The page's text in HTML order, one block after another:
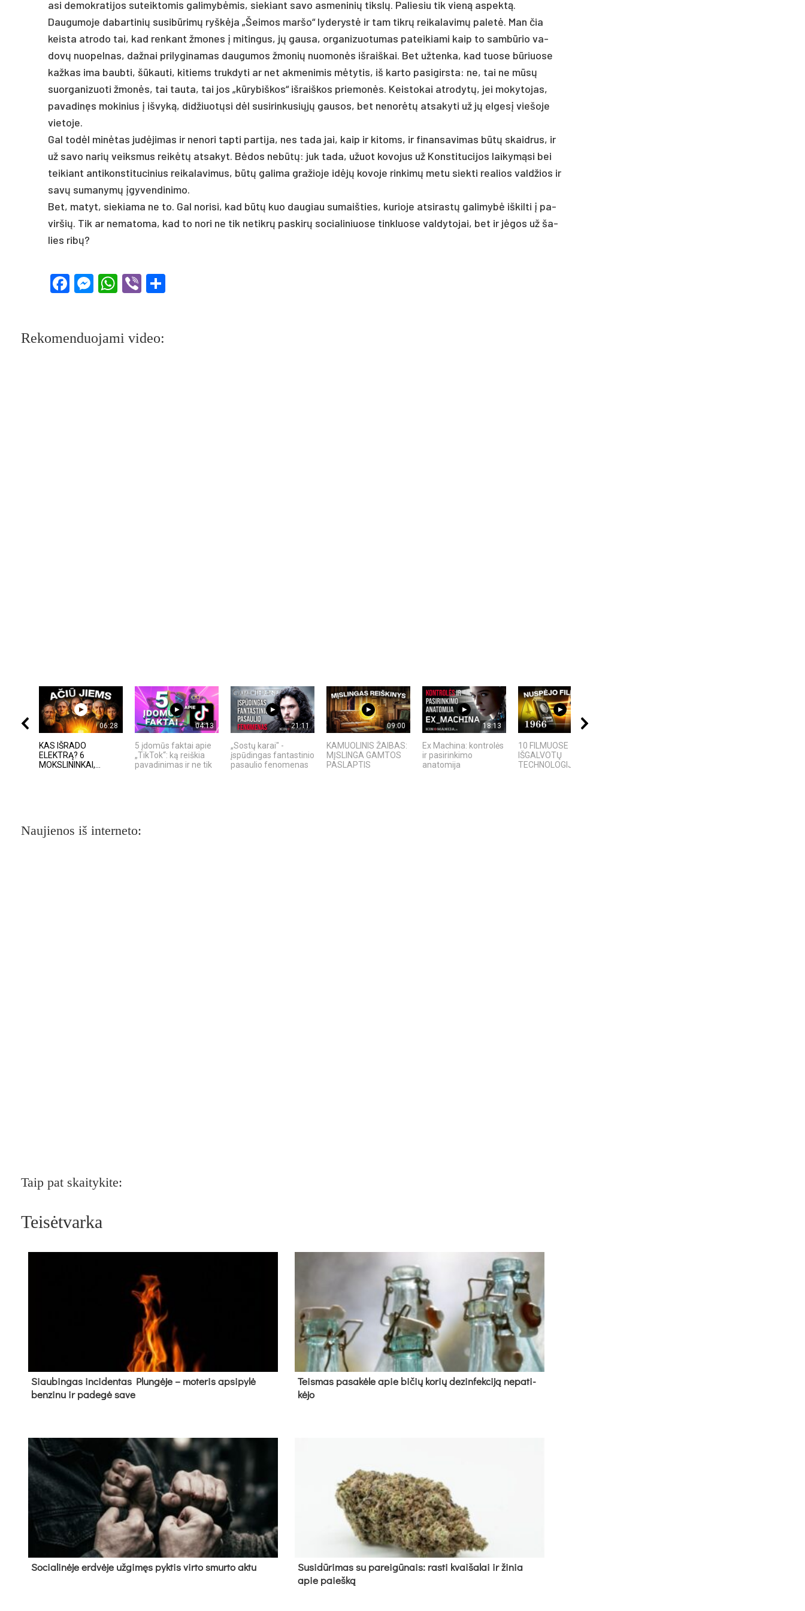
a­si de­mok­ra­ti­jos su­teik­to­mis ga­li­mybė­mis, sie­kiant sa­vo as­me­ni­nių tikslų. Pa­lie­siu tik vieną as­pektą.
Dau­gu­mo­je da­bar­ti­nių su­si­būrimų ryškė­ja „Šei­mos mar­šo“ ly­de­rystė ir tam tikrų rei­ka­la­vimų pa­letė. Man čia
keis­ta at­ro­do tai, kad ren­kant žmo­nes į mi­tin­gus, jų gau­sa, or­ga­ni­zuo­tu­mas pa­tei­kia­mi kaip to sam­būrio va­
dovų nuo­pel­nas, daž­nai pri­ly­gi­na­mas dau­gu­mos žmo­nių nuo­monės iš­raiš­kai. Bet už­ten­ka, kad tuo­se būriuo­se
kaž­kas ima baub­ti, šūkau­ti, ki­tiems truk­dy­ti ar net ak­me­ni­mis mėty­tis, iš kar­to pa­si­girs­ta: ne, tai ne mūsų
suor­ga­ni­zuo­ti žmonės, tai tau­ta, tai jos „kūry­biš­kos“ iš­raiš­kos prie­monės. Keis­to­kai at­ro­dytų, jei mo­ky­to­jas,
pavadinęs mo­ki­nius į iš­vyką, did­žiuotų­si dėl su­si­rin­ku­siųjų gau­sos, bet ne­norėtų at­sa­ky­ti už jų el­gesį vie­šo­je
vie­to­je.
Gal todėl minė­tas judė­ji­mas ir ne­no­ri tap­ti par­ti­ja, nes ta­da jai, kaip ir ki­toms, ir fi­nan­sa­vi­mas būtų skaid­rus, ir
už sa­vo na­rių veiks­mus reikėtų at­sa­kyt. Bėdos ne­būtų: juk ta­da, užuot ko­vo­jus už Kons­ti­tu­ci­jos lai­kymą­si bei
tei­kiant an­ti­kons­ti­tu­ci­nius rei­ka­la­vi­mus, būtų ga­li­ma gra­žio­je idėjų ko­vo­je rin­kimų me­tu siek­ti rea­lios vald­žios ir
savų su­ma­nymų įgy­ven­di­ni­mo.
Bet, ma­tyt, sie­kia­ma ne to. Gal no­ri­si, kad būtų kuo dau­giau su­maiš­ties, ku­rio­je at­si­rastų ga­li­mybė iš­kil­ti į pa­
vir­šių. Tik ar ne­ma­to­ma, kad to no­ri ne tik ne­tikrų pa­skirų so­cia­li­niuo­se tink­luo­se val­dy­to­jai, bet ir jėgos už ša­
lies ribų?
Facebook
Messenger
WhatsApp
Viber
Rekomenduojami video:
06:28
KAS IŠRADO
ELEKTRĄ? 6
MOKSLININKAI,...
04:13
5 įdomūs faktai apie
„TikTok“: ką reiškia
pavadinimas ir ne tik
21:11
„Sostų karai" -
įspūdingas fantastinio
pasaulio fenomenas
09:00
KAMUOLINIS ŽAIBAS:
MĮSLINGA GAMTOS
PASLAPTIS
18:13
Ex Machina: kontrolės
ir pasirinkimo
anatomija
09:20
10 FILMUOSE
IŠGALVOTŲ
TECHNOLOGIJŲ,...
Naujienos iš interneto:
Taip pat skaitykite:
Teisėtvarka
Siau­bin­gas in­ci­den­tas Plun­gė­je – mo­te­ris ap­si­py­lė
ben­zi­nu ir pa­de­gė sa­ve
Teis­mas pa­sa­kė­le apie bi­čių ko­rių de­zin­fek­ci­ją ne­pa­ti­
kė­jo
So­cia­li­nė­je erd­vė­je už­gi­męs pyk­tis vir­to smur­to ak­tu
Su­si­dū­ri­mas su pa­rei­gū­nais: ras­ti kvai­ša­lai ir ži­nia
apie paieš­ką